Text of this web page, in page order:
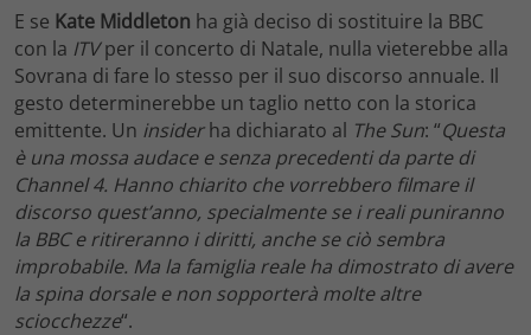
E se Kate Middleton ha già deciso di sostituire la BBC
con la ITVper il concerto di Natale, nulla vieterebbe alla
Sovrana di fare lo stesso per il suo discorso annuale. Il
gesto determinerebbe un taglio netto con la storica
emittente. Un insiderha dichiarato al The Sun: “Questa
è una mossa audace e senza precedenti da parte di
Channel 4. Hanno chiarito che vorrebbero filmare il
discorso quest’anno, specialmente se i reali puniranno
la BBC e ritireranno i diritti, anche se ciò sembra
improbabile. Ma la famiglia reale ha dimostrato di avere
la spina dorsale e non sopporterà molte altre
sciocchezze“.